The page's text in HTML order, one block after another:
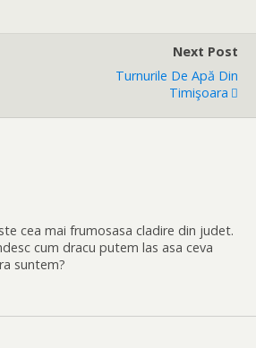
Next Post
Turnurile De Apă Din
Timişoara
cea mai frumosasa cladire din judet.
cum dracu putem las asa ceva
suntem?